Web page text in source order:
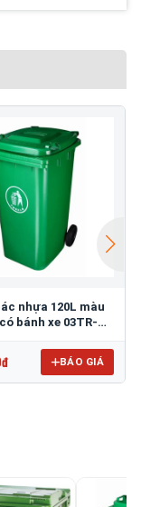
nhựa 120L màu
bánh xe 03TR-
BÁO GIÁ